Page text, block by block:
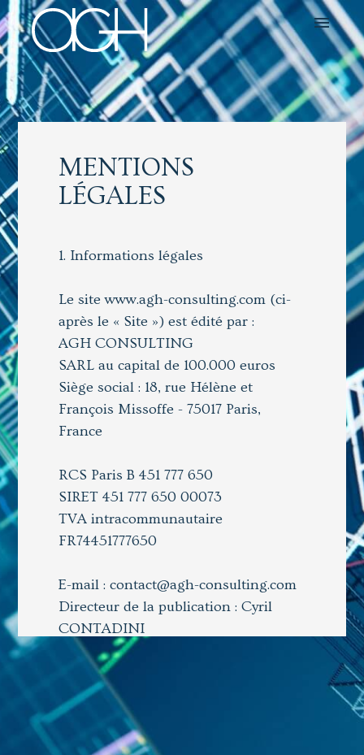
menu
MENTIONS
LÉGALES
1. Informations légales
Le site www.agh-consulting.com (ci-
après le « Site ») est édité par :
AGH CONSULTING
SARL au capital de 100.000 euros
Siège social : 18, rue Hélène et
François Missoffe - 75017 Paris,
France
RCS Paris B 451 777 650
SIRET 451 777 650 00073
TVA intracommunautaire
FR74451777650
E-mail : contact@agh-consulting.com
Directeur de la publication : Cyril
CONTADINI
Hébergeur du Site :
OVH
SAS au capital de 10 174 560 euros